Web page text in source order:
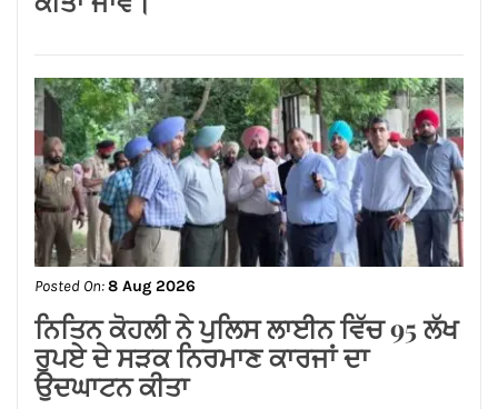
Posted On:8 Aug 2026
जालंधर कैंट के लोगों की लंबे समय से लंबित
समस्याओं का समाधान करवाने के लिए हर स्तर
पर करूंगा प्रयास — अमित तनेजा